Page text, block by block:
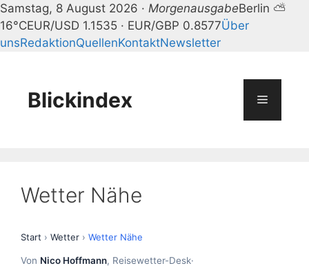
Samstag, 8 August 2026 · MorgenausgabeBerlin ⛅
16°CEUR/USD 1.1535 · EUR/GBP 0.8577Über
unsRedaktionQuellenKontaktNewsletter
springenBlickindex Menü
Wetter Nähe
Start › Wetter › Wetter Nähe
Von Nico Hoffmann, Reisewetter-Desk·